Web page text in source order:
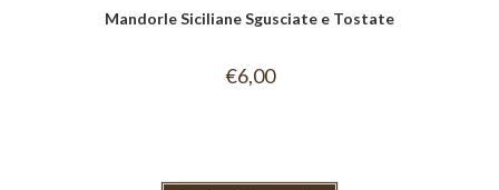
Mandorle Siciliane Sgusciate e Tostate
€6,00